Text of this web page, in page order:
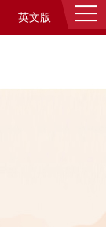
英文版 登录